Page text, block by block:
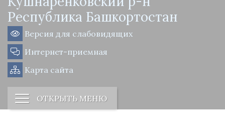
Республика Башкортостан
Версия для слабовидящих
Интернет-приемная
Карта сайта
ОТКРЫТЬ МЕНЮ